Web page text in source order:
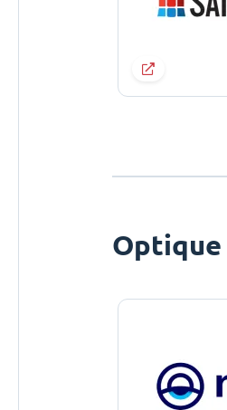
Optique